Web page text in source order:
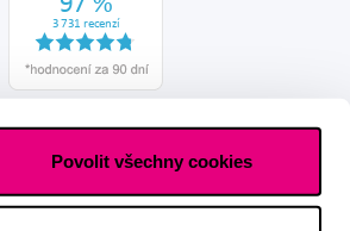
Povolit všechny cookies